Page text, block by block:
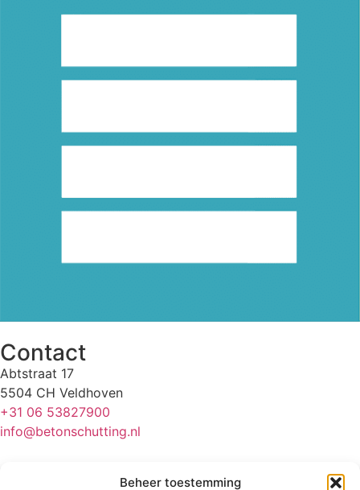
Beheer toestemming
Contact
Abtstraat 17
5504 CH Veldhoven
+31 06 53827900
info@betonschutting.nl
Onze schuttingen